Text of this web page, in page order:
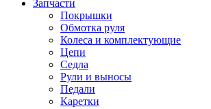
Запчасти
Покрышки
Обмотка руля
Колеса и комплектующие
Цепи
Седла
Рули и выносы
Педали
Каретки